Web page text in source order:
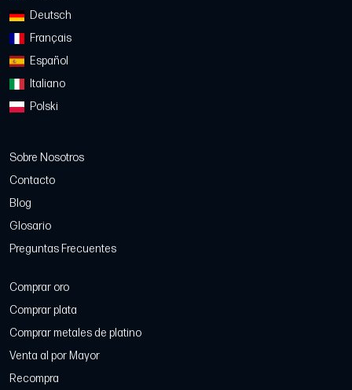
Deutsch
Français
Español
Italiano
Polski
Sobre Nosotros
Contacto
Blog
Glosario
Preguntas Frecuentes
Comprar oro
Comprar plata
Comprar metales de platino
Venta al por Mayor
Recompra